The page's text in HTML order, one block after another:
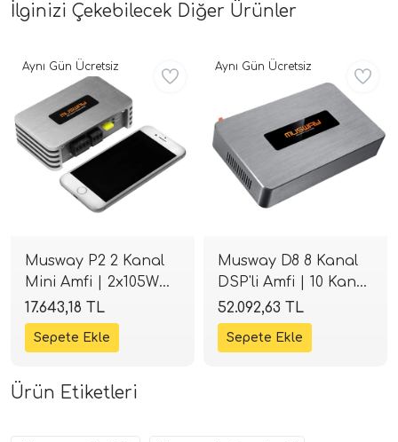
İlginizi Çekebilecek Diğer Ürünler
Musway P2 2 Kanal
Mini Amfi | 2x105W
RMS Class-D |
SPLHIFI
17.643,18 TL
Aynı Gün Ücretsiz
Musway D8 8 Kanal
DSP'li Amfi | 10 Kanal
İşlemci | Tak-Çalıştır
| SPLHIFI
52.092,63 TL
Aynı Gün Ücretsiz
Ürün Etiketleri